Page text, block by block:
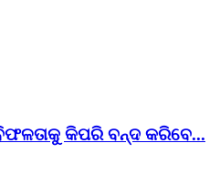
କିପରି ବନ୍ଦ କରିବେ...